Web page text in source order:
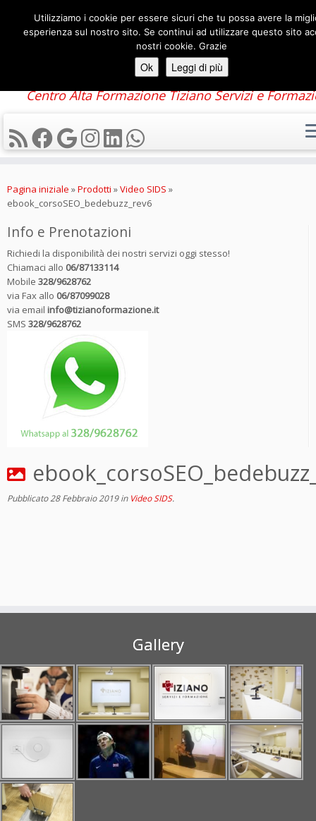
contenuto
Centro Alta Formazione Tiziano Servizi e
Pagina iniziale »Prodotti »Video SIDS »
ebook_corsoSEO_bedebuzz_rev6
Info e Prenotazioni
Richiedi la disponibilità dei nostri servizi oggi stesso!
Chiamaci allo 06/87133114
Mobile 328/9628762
via Fax allo 06/87099028
via email info@tizianoformazione.it
SMS 328/9628762
Pubblicato28 Febbraio 2019inVideo SIDS.
Gallery
Utilizziamo i cookie per essere sicuri che tu possa avere la
esperienza sul nostro sito. Se continui ad utilizzare questo sito
nostri cookie. Grazie
Ok Leggi di più